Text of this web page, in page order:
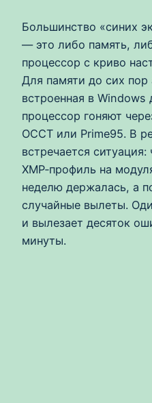
Большинство «синих
— это либо память,
процессор с криво
Для памяти до сих пор
встроенная в Windows
процессор гоняют
OCCT или Prime95. В
встречается
XMP‑профиль на
неделю держалась, а
случайные вылеты.
и вылезает десяток
минуты.